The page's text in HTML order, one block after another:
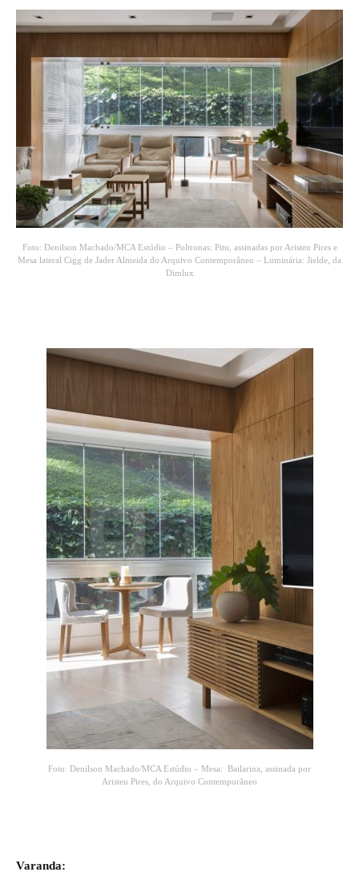
Foto: Denilson Machado/MCA Estúdio – Poltronas: Pitu, assinadas por Aristeu Pires e
Mesa lateral Cigg de Jader Almeida do Arquivo Contemporâneo – Luminária: Jielde, da
Dimlux
Foto: Denilson Machado/MCA Estúdio – Mesa: Bailarina, assinada por
Aristeu Pires, do Arquivo Contemporâneo
Varanda: